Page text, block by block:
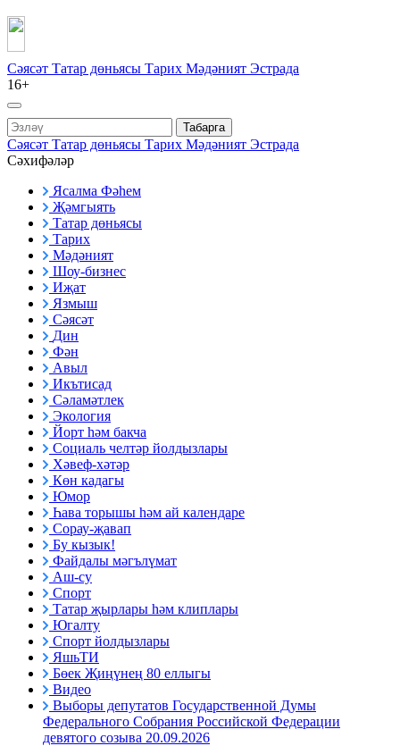
Сәясәт Татар дөньясы Тарих Мәдәният Эстрада
16+
Табарга
Сәясәт Татар дөньясы Тарих Мәдәният Эстрада
Сәхифәләр
Ясалма Фәһем
Җәмгыять
Татар дөньясы
Тарих
Мәдәният
Шоу-бизнес
Иҗат
Язмыш
Сәясәт
Дин
Фән
Авыл
Икътисад
Сәламәтлек
Экология
Йорт һәм бакча
Социаль челтәр йолдызлары
Хәвеф-хәтәр
Көн кадагы
Юмор
Һава торышы һәм ай календаре
Сорау-җавап
Бу кызык!
Файдалы мәгълүмат
Аш-су
Спорт
Татар җырлары һәм клиплары
Югалту
Спорт йолдызлары
ЯшьТИ
Бөек Җиңүнең 80 еллыгы
Видео
Выборы депутатов Государственной Думы
Федерального Собрания Российской Федерации
девятого созыва 20.09.2026